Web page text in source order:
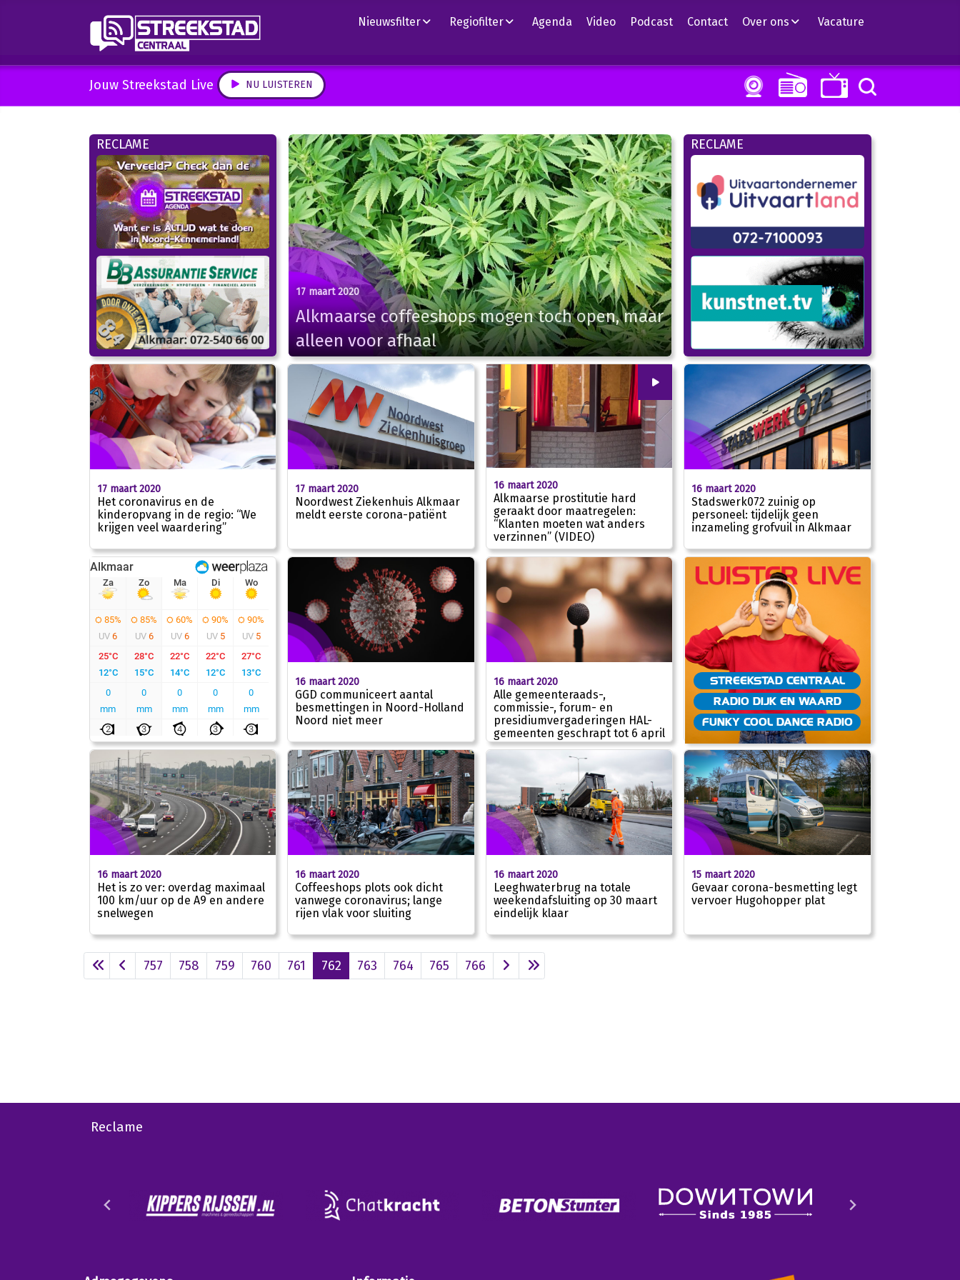
Nieuwsfilter Regiofilter Agenda Video Podcast Contact Over ons Vacature
Jouw Streekstad Live NU LUISTEREN
RECLAME
17 maart 2020
Alkmaarse coffeeshops mogen toch open, maar
alleen voor afhaal
RECLAME
17 maart 2020
Het coronavirus en de
kinderopvang in de regio: “We
krijgen veel waardering”
17 maart 2020
Noordwest Ziekenhuis Alkmaar
meldt eerste corona-patiënt
00 00
01:59
16 maart 2020
Alkmaarse prostitutie hard
geraakt door maatregelen:
“Klanten moeten wat anders
verzinnen” (VIDEO)
16 maart 2020
Stadswerk072 zuinig op
personeel: tijdelijk geen
inzameling grofvuil in Alkmaar
16 maart 2020
GGD communiceert aantal
besmettingen in Noord-Holland
Noord niet meer
16 maart 2020
Alle gemeenteraads-,
commissie-, forum- en
presidiumvergaderingen HAL-
gemeenten geschrapt tot 6 april
STREEKSTAD CENTRAAL
RADIO DIJK EN WAARD
FUNKY COOL DANCE RADIO
16 maart 2020
Het is zo ver: overdag maximaal
100 km/uur op de A9 en andere
snelwegen
16 maart 2020
Coffeeshops plots ook dicht
vanwege coronavirus; lange
rijen vlak voor sluiting
16 maart 2020
Leeghwaterbrug na totale
weekendafsluiting op 30 maart
eindelijk klaar
15 maart 2020
Gevaar corona-besmetting legt
vervoer Hugohopper plat
757 758 759 760 761 762 763 764 765 766
Reclame